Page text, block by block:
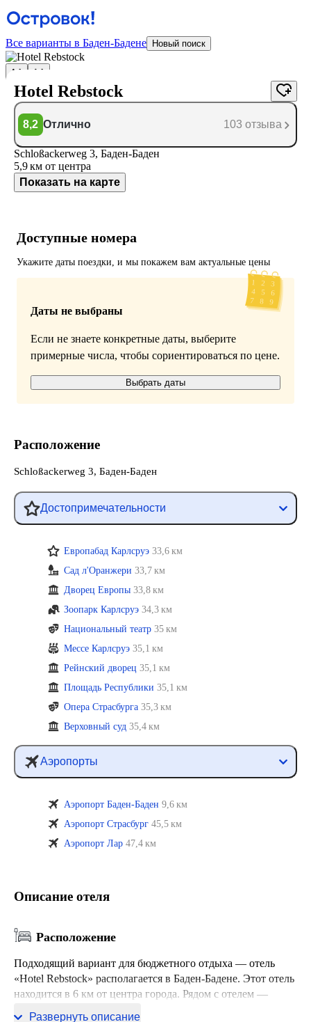
Все варианты в Баден-Бадене Новый поиск
Hotel Rebstock
8,2 Отлично 103 отзыва
Schloßackerweg 3, Баден-Баден
5,9 км от центра
Показать на карте
Доступные номера
Укажите даты поездки, и мы покажем вам актуальные цены
Даты не выбраны
Если не знаете конкретные даты, выберите
примерные числа, чтобы сориентироваться по цене.
Выбрать даты
Расположение
Schloßackerweg 3, Баден-Баден
Достопримечательности
Европабад Карлсруэ 33,6 км
Сад л'Оранжери 33,7 км
Дворец Европы 33,8 км
Зоопарк Карлсруэ 34,3 км
Национальный театр 35 км
Мессе Карлсруэ 35,1 км
Рейнский дворец 35,1 км
Площадь Республики 35,1 км
Опера Страсбурга 35,3 км
Верховный суд 35,4 км
Аэропорты
Аэропорт Баден-Баден 9,6 км
Аэропорт Страсбург 45,5 км
Аэропорт Лар 47,4 км
Описание отеля
Расположение
Подходящий вариант для бюджетного отдыха — отель
«Hotel Rebstock» располагается в Баден-Бадене. Этот отель
находится в 6 км от центра города. Рядом с отелем —
Европабад Карлсруэ, Сад л'Оранжери и Дворец Европы.
Развернуть описание